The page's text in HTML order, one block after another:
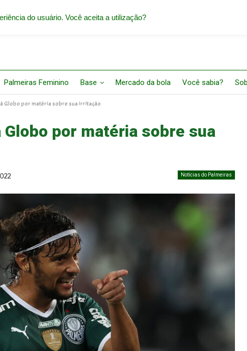
Palmeiras Feminino Base Mercado da bola Você sabia?
Globo por matéria sobre sua irritação
por matéria sobre sua
Notícias do Palmeiras
do usuário. Você aceita a utilização?